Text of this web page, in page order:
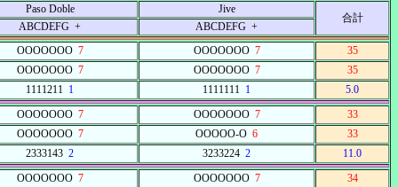
Paso Doble Jive
合計
ABCDEFG + ABCDEFG +
OOOOOOO7 OOOOOOO7
35
OOOOOOO7 OOOOOOO7
35
1111211 1 1111111 1 5.0
OOOOOOO7 OOOOOOO7
33
OOOOOOO7 OOOOO-O 6
33
2333143 2 3233224 2 11.0
OOOOOOO7 OOOOOOO7
34